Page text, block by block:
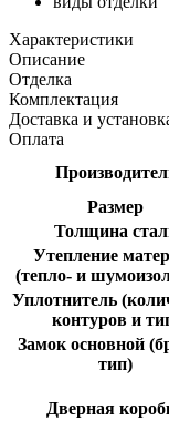
Характеристики
Описание
Отделка
Комплектация
Доставка и
Оплата
Размер
Толщина
Утепление
(тепло- и
Уплотнитель
контуров и
Замок основной
тип)
Дверная